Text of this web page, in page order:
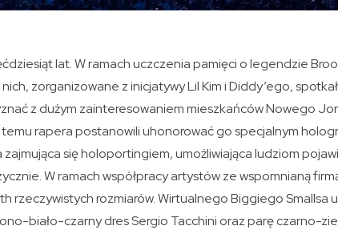
lat. W ramach uczczenia pamięci o legendzie
zorganizowane z inicjatywy Lil Kim i Diddy’ego,
z dużym zainteresowaniem mieszkańców Nowego
rapera postanowili uhonorować go specjalnym
się holoportingiem, umożliwiająca ludziom
W ramach współpracy artystów ze wspomnianą
rzeczywistych rozmiarów. Wirtualnego Biggiego Smallsa
biało-czarny dres Sergio Tacchini oraz parę czarno-